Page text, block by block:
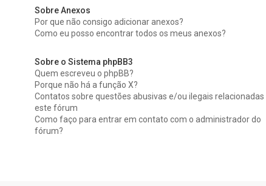
Sobre Anexos
Por que não consigo adicionar anexos?
Como eu posso encontrar todos os meus anexos?
Sobre o Sistema phpBB3
Quem escreveu o phpBB?
Porque não há a função X?
Contatos sobre questões abusivas e/ou ilegais relacionadas
este fórum
Como faço para entrar em contato com o administrador do
fórum?